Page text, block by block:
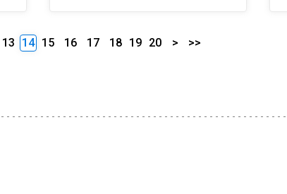
13 14 15 16 17 18 19 20 > >>